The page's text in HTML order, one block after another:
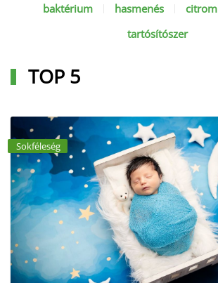
baktérium
hasmenés citrom
tartósítószer
TOP 5
Sokféleség